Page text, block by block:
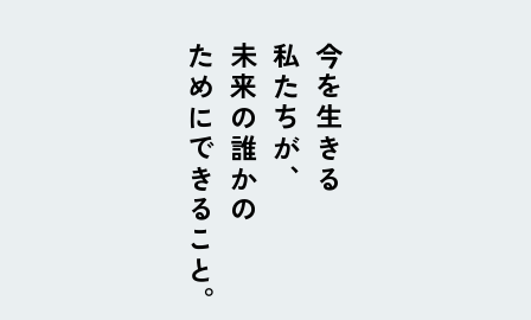
今を生きる
私たちが、
未来の誰かの
ためにできること。